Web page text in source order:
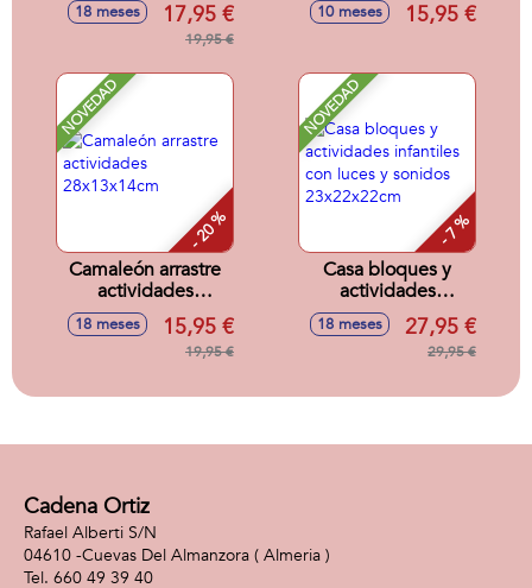
tren, teléfono y
cubo actividades,
13x26x11cm
18 meses 17,95 €
19,95 €
18x5x19cm
10 meses 15,95 €
NOVEDAD
- 20 %
Camaleón arrastre
actividades
28x13x14cm
18 meses 15,95 €
19,95 €
NOVEDAD
- 7 %
Casa bloques y
actividades
infantiles con luces
y sonidos
23x22x22cm
18 meses 27,95 €
29,95 €
Cadena Ortiz
Rafael Alberti S/N
04610 -Cuevas Del Almanzora ( Almeria )
660 49 39 40